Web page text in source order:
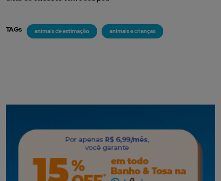
TAGs animais de estimação animais e crianças